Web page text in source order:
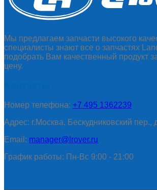
Мы предлагаем запчасти высокого
специалисты знают все о запчастях
подобрать Вам качественный продукт
цену.
Номер телефона: +7 495 1362239
Адрес: г.Москва, Бескудниковский пер.,
Email: manager@lrover.ru
График работы: Пн-Вс 9:00 - 21:00